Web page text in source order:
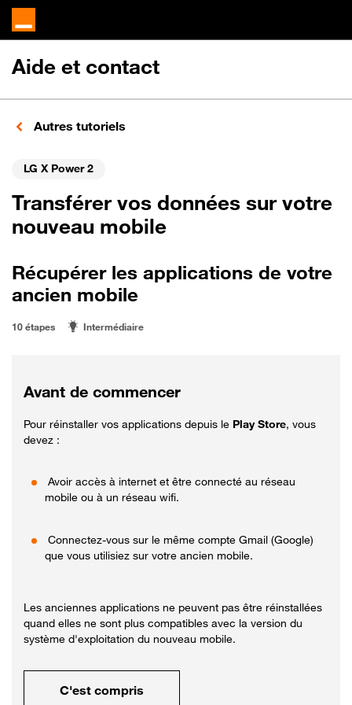
Aide et contact
Autres tutoriels
LG X Power 2
Transférer vos données sur votre
nouveau mobile
Récupérer les applications de votre
ancien mobile
10 étapes Intermédiaire
Avant de commencer
Pour réinstaller vos applications depuis le Play Store, vous
devez :
Avoir accès à internet et être connecté au réseau
mobile ou à un réseau wifi.
Connectez-vous sur le même compte Gmail (Google)
que vous utilisiez sur votre ancien mobile.
Les anciennes applications ne peuvent pas être réinstallées
quand elles ne sont plus compatibles avec la version du
système d'exploitation du nouveau mobile.
C'est compris